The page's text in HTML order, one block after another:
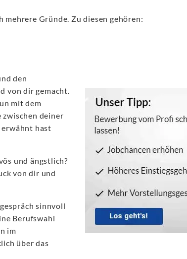
Gründe. Zu diesen gehören:
den
von dir gemacht.
mit dem
zwischen deiner
hast
und ängstlich?
von dir und
sinnvoll
Berufswahl
im
über das